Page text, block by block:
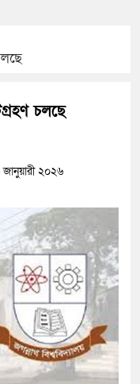
কোনো দলের বা গোষ্ঠীর
সাতজনকে হত্যার
১০ জন
চারপাশে সচল হবে
দুই মেট্রো স্টেশনে
বলতে চাইলাম
চলছে
২০২৬